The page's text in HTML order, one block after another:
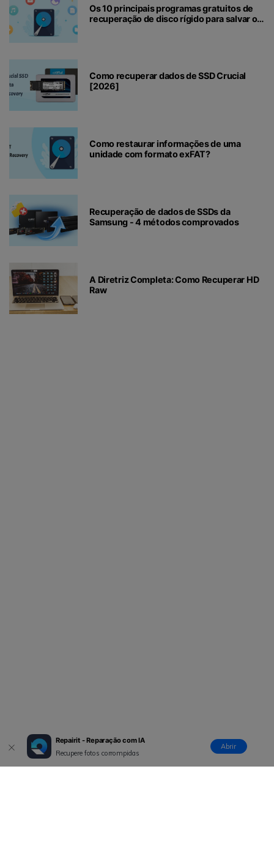
Os 10 principais programas gratuitos de
recuperação de disco rígido para salvar o
Como recuperar dados de SSD Crucial
[2026]
Como restaurar informações de uma
unidade com formato exFAT?
Recuperação de dados de SSDs da
Samsung - 4 métodos comprovados
A Diretriz Completa: Como Recuperar HD
Raw
Repairit - Reparação com IA
Recupere fotos corrompidas
Abrir